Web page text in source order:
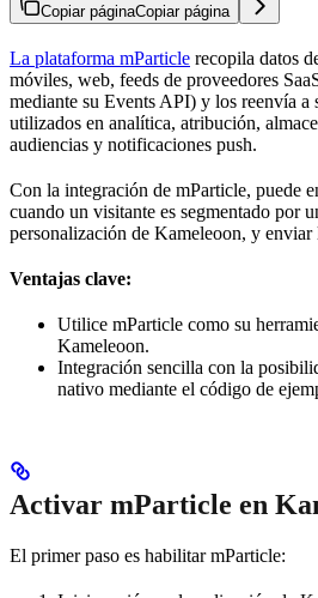
Copiar páginaCopiar página
La plataforma mParticle recopila datos
móviles, web, feeds de proveedores
mediante su Events API) y los reenvía a
utilizados en analítica, atribución,
audiencias y notificaciones push.
Con la integración de mParticle, puede
cuando un visitante es segmentado por
personalización de Kameleoon, y enviar
Ventajas clave:
Utilice mParticle como su
Kameleoon.
Integración sencilla con la
nativo mediante el código de
Activar mParticle en
El primer paso es habilitar mParticle: